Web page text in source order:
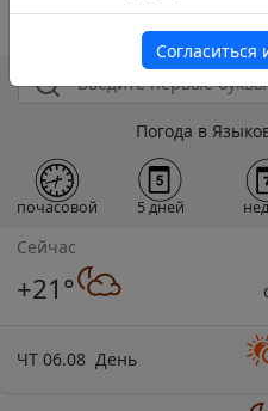
Погода в
почасовой 5 дней
Сейчас
+21°
ЧТ 06.08 День